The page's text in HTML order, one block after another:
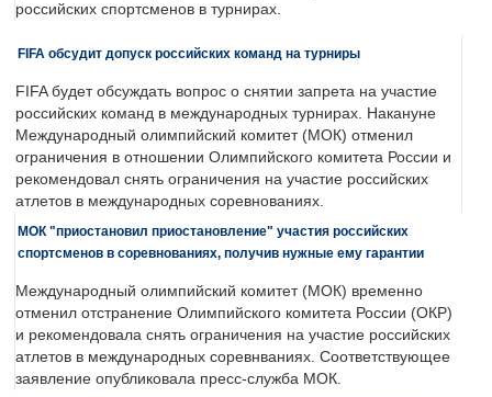
российских спортсменов в турнирах.
FIFA обсудит допуск российских команд на турниры
FIFA будет обсуждать вопрос о снятии запрета на участие
российских команд в международных турнирах. Накануне
Международный олимпийский комитет (МОК) отменил
ограничения в отношении Олимпийского комитета России и
рекомендовал снять ограничения на участие российских
атлетов в международных соревнованиях.
МОК "приостановил приостановление" участия российских
спортсменов в соревнованиях, получив нужные ему гарантии
Международный олимпийский комитет (МОК) временно
отменил отстранение Олимпийского комитета России (ОКР)
и рекомендовала снять ограничения на участие российских
атлетов в международных соревнваниях. Соответствующее
заявление опубликовала пресс-служба МОК.